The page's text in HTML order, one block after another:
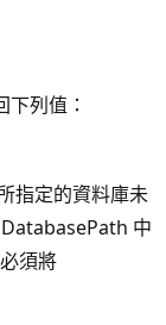
下列值：
指定的資料庫未
中
須將